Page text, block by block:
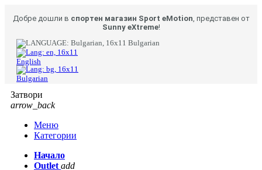
Добре дошли в спортен магазин Sport eMotion, представен от
Sunny eXtreme!
Bulgarian
English
Bulgarian
Затвори
arrow_back
Меню
Категории
Начало
Outlet add